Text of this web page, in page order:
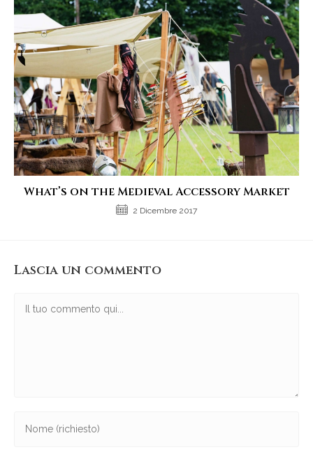
What’s on the Medieval Accessory Market
2 Dicembre 2017
Lascia un commento